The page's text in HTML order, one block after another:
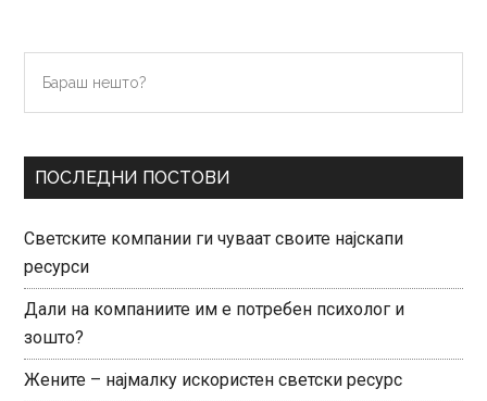
Primary
Sidebar
нешто?
ПОСЛЕДНИ ПОСТОВИ
Светските компании ги чуваат своите најскапи
ресурси
Дали на компаниите им е потребен психолог и
зошто?
Жените – најмалку искористен светски ресурс